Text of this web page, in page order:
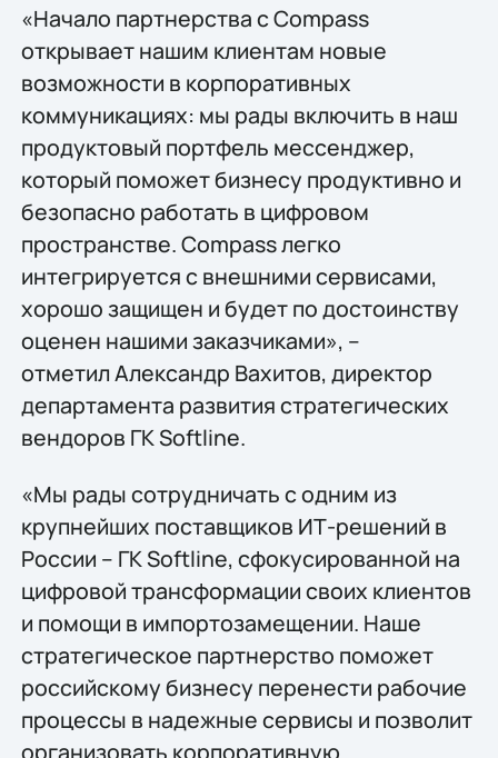
«Начало партнерства с Compass
открывает нашим клиентам новые
возможности в корпоративных
коммуникациях: мы рады включить в наш
продуктовый портфель мессенджер,
который поможет бизнесу продуктивно и
безопасно работать в цифровом
пространстве. Compass легко
интегрируется с внешними сервисами,
хорошо защищен и будет по достоинству
оценен нашими заказчиками», –
отметил Александр Вахитов, директор
департамента развития стратегических
вендоров ГК Softline.
«Мы рады сотрудничать с одним из
крупнейших поставщиков ИТ-решений в
России – ГК Softline, сфокусированной на
цифровой трансформации своих клиентов
и помощи в импортозамещении. Наше
стратегическое партнерство поможет
российскому бизнесу перенести рабочие
процессы в надежные сервисы и позволит